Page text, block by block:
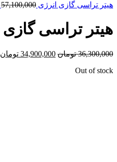
هیتر تراسی گازی انرژی GR 5500 57,100,000
هیتر تراسی گازی GR 3000
36,300,000 تومان 34,900,000 تومان
Out of stock